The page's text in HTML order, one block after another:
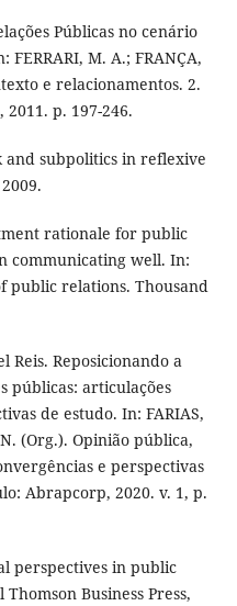
Públicas no cenário
M. A.; FRANÇA,
e relacionamentos. 2.
2011. p. 197-246.
and subpolitics in reflexive
rationale for public
communicating well. In:
public relations. Thousand
Reis. Reposicionando a
públicas: articulações
de estudo. In: FARIAS,
N. (Org.). Opinião pública,
e perspectivas
Abrapcorp, 2020. v. 1, p.
perspectives in public
Business Press,